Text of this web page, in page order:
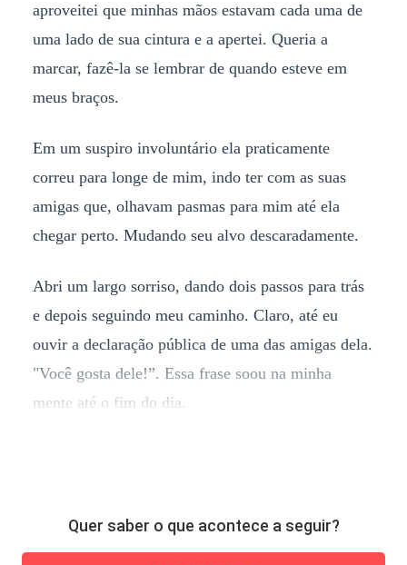
aproveitei que minhas mãos estavam cada uma de
uma lado de sua cintura e a apertei. Queria a
marcar, fazê-la se lembrar de quando esteve em
meus braços.
Em um suspiro involuntário ela praticamente
correu para longe de mim, indo ter com as suas
amigas que, olhavam pasmas para mim até ela
chegar perto. Mudando seu alvo descaradamente.
Abri um largo sorriso, dando dois passos para trás
e depois seguindo meu caminho. Claro, até eu
ouvir a declaração pública de uma das amigas dela.
"Você gosta dele!”. Essa frase soou na minha
mente até o fim do dia.
Quer saber o que acontece a seguir?